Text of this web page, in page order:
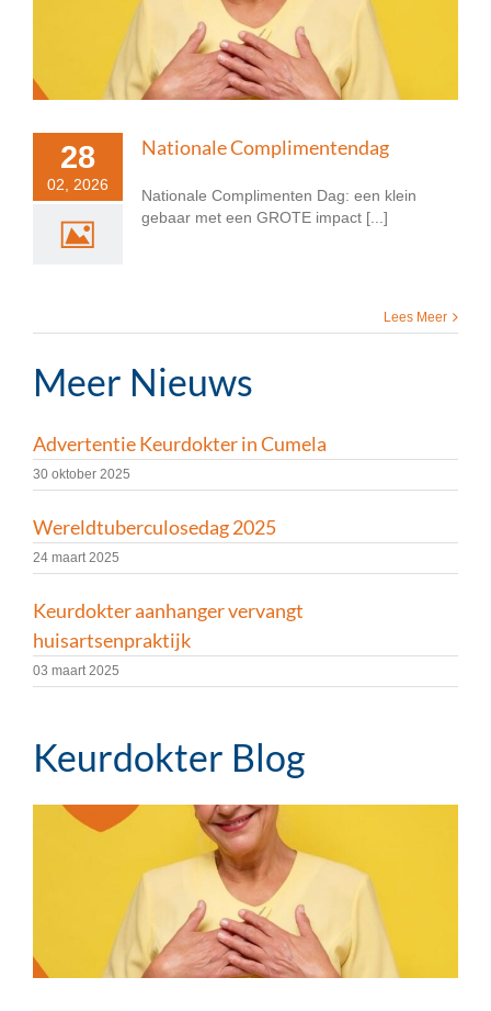
28
02, 2026
Nationale Complimentendag
Nationale Complimenten Dag: een klein
gebaar met een GROTE impact [...]
Lees Meer
Meer Nieuws
Advertentie Keurdokter in Cumela
30 oktober 2025
Wereldtuberculosedag 2025
24 maart 2025
Keurdokter aanhanger vervangt
huisartsenpraktijk
03 maart 2025
Keurdokter Blog